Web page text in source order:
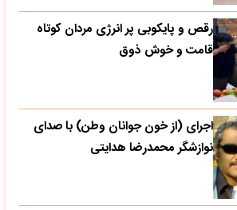
رقص و پایکوبی پر انرژی مردان کوتاه
قامت و خوش ذوق
اجرای (از خون جوانان وطن) با صدای
نوازشگر محمدرضا هدایتی